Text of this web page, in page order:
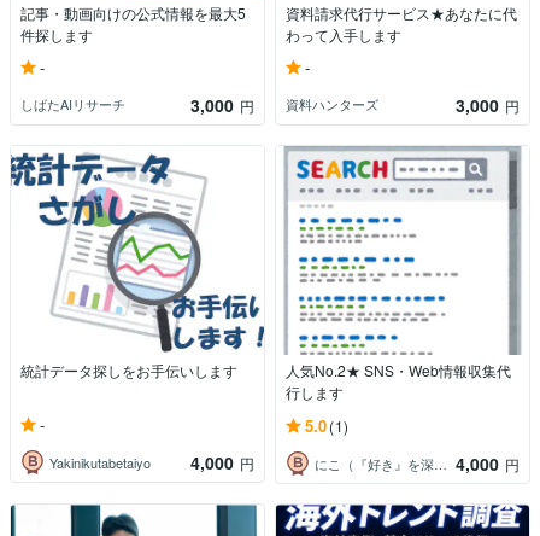
記事・動画向けの公式情報を最大5
件探します
-
しばたAIリサーチ 3,000 円
資料請求代行サービス★あなたに代
わって入手します
-
資料ハンターズ 3,000 円
統計データ探しをお手伝いします
-
Yakinikutabetaiyo 4,000 円
人気No.2★ SNS・Web情報収集代
行します
5.0(1)
にこ（『好き』を深めるコンシェルジュ☘） 4,000 円